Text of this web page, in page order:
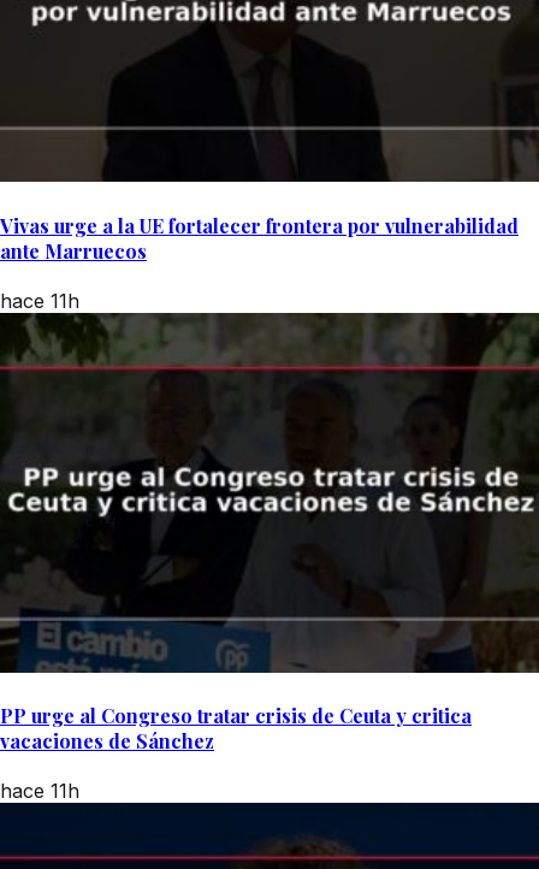
Vivas urge a la UE fortalecer frontera por vulnerabilidad
ante Marruecos
hace 11h
PP urge al Congreso tratar crisis de Ceuta y critica
vacaciones de Sánchez
hace 11h